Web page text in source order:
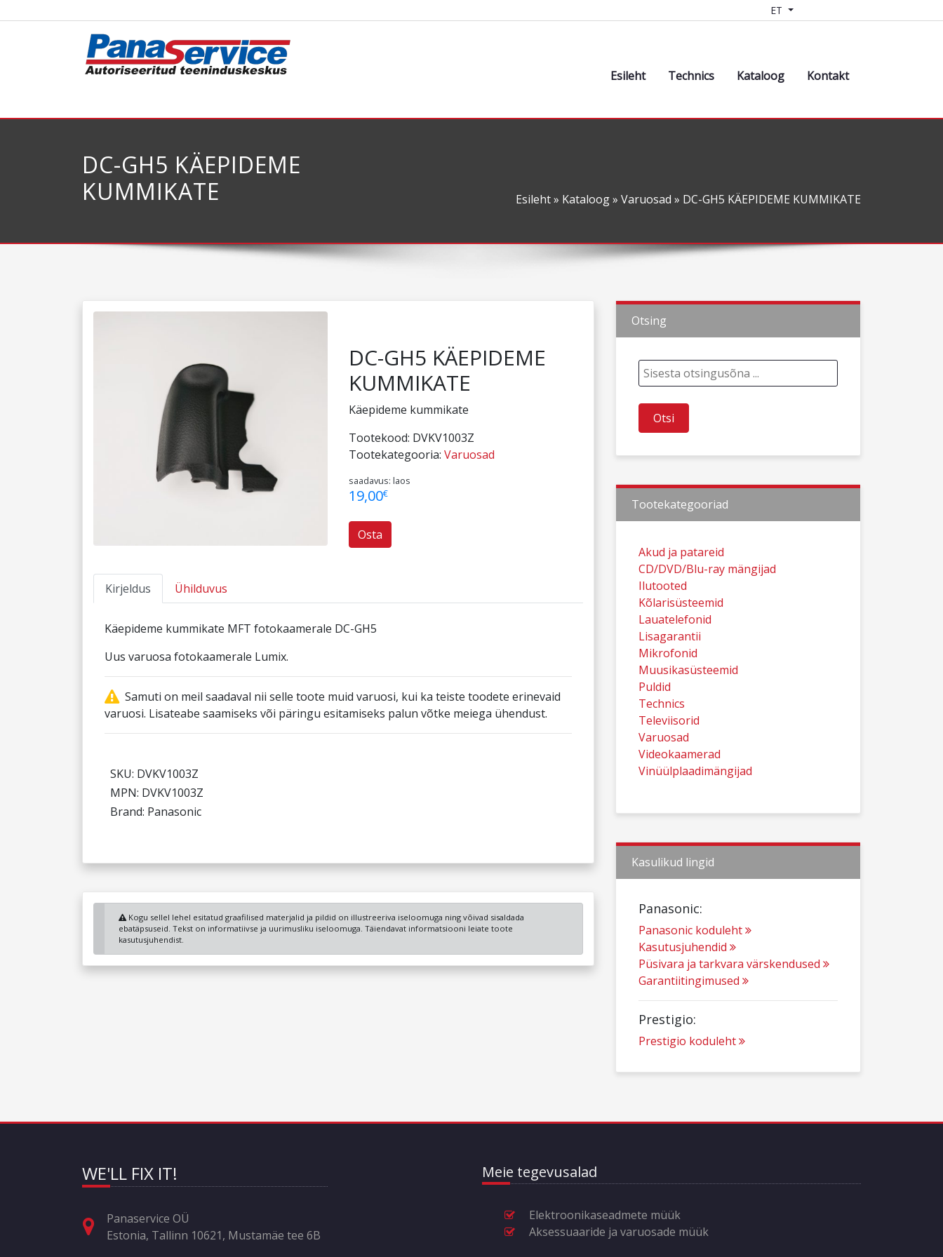
ET
Esileht Technics Kataloog Kontakt
DC-GH5 KÄEPIDEME
KUMMIKATE
Esileht» Kataloog» Varuosad » DC-GH5 KÄEPIDEME KUMMIKATE
DC-GH5 KÄEPIDEME
KUMMIKATE
Käepideme kummikate
Tootekood: DVKV1003Z
Tootekategooria: Varuosad
saadavus: laos
19,00€
Osta
Kirjeldus Ühilduvus
Käepideme kummikate MFT fotokaamerale DC-GH5
Uus varuosa fotokaamerale Lumix.
Samuti on meil saadaval nii selle toote muid varuosi, kui ka teiste toodete erinevaid
varuosi. Lisateabe saamiseks või päringu esitamiseks palun võtke meiega ühendust.
SKU: DVKV1003Z
MPN: DVKV1003Z
Brand: Panasonic
Kogu sellel lehel esitatud graafilised materjalid ja pildid on illustreeriva iseloomuga ning võivad sisaldada
ebatäpsuseid. Tekst on informatiivse ja uurimusliku iseloomuga. Täiendavat informatsiooni leiate toote
kasutusjuhendist.
Otsing
Tootekategooriad
Akud ja patareid
CD/DVD/Blu-ray mängijad
Ilutooted
Kõlarisüsteemid
Lauatelefonid
Lisagarantii
Mikrofonid
Muusikasüsteemid
Puldid
Technics
Televiisorid
Varuosad
Videokaamerad
Vinüülplaadimängijad
Kasulikud lingid
Panasonic:
Panasonic koduleht
Kasutusjuhendid
Püsivara ja tarkvara värskendused
Garantiitingimused
Prestigio:
Prestigio koduleht
WE'LL FIX IT!
Panaservice OÜ
Estonia, Tallinn 10621, Mustamäe tee 6B
Meie tegevusalad
Elektroonikaseadmete müük
Aksessuaaride ja varuosade müük